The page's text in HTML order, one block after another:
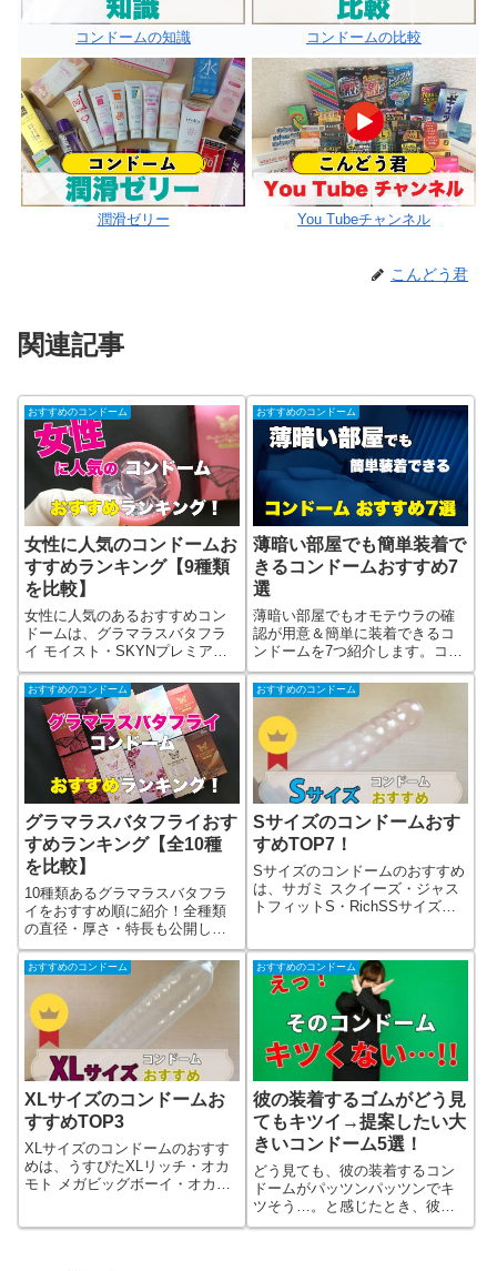
コンドームの知識 コンドームの比較
潤滑ゼリー You Tubeチャンネル
こんどう君
関連記事
おすすめのコンドーム
女性に人気のコンドームお
すすめランキング【9種類
を比較】
女性に人気のあるおすすめコン
ドームは、グラマラスバタフラ
イ モイスト・SKYNプレミア
ム・オカモト ニャンボーver.で
す。全部で9種類を厳選し、それ
ぞれの特徴を紹介していきま
す。
おすすめのコンドーム
薄暗い部屋でも簡単装着で
きるコンドームおすすめ7
選
薄暗い部屋でもオモテウラの確
認が用意＆簡単に装着できるコ
ンドームを7つ紹介します。コン
ドームのオモテウラを暗闇でも
判別できるプラスチック容器に
入ったブリスターパックのコン
ドーム。袋のザラつき面がオモ
テ側になっているコンドーム。2
タイプを掲載しています。
おすすめのコンドーム
グラマラスバタフライおす
すめランキング【全10種
を比較】
10種類あるグラマラスバタフラ
イをおすすめ順に紹介！全種類
の直径・厚さ・特長も公開しま
す。10種の違いを表で比較して
いますので、ぜひ見比べてみて
おすすめのコンドーム
Sサイズのコンドームおす
すめTOP7！
Sサイズのコンドームのおすすめ
は、サガミ スクイーズ・ジャス
トフィットS・RichSSサイズ・
もあるので、参考にしてみてく
ださい。
おすすめのコンドーム
XLサイズのコンドームお
すすめTOP3
XLサイズのコンドームのおすす
めは、うすぴたXLリッチ・オカ
モト メガビッグボーイ・オカモ
おすすめのコンドーム
彼の装着するゴムがどう見
てもキツイ→提案したい大
きいコンドーム5選！
どう見ても、彼の装着するコン
ドームがパッツンパッツンでキ
ツそう…。と感じたとき、彼に
おすすめしてあげたい大きいコ